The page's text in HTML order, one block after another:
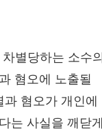
별당하는 소수의
혐오에 노출될
혐오가 개인에
는 사실을 깨닫게